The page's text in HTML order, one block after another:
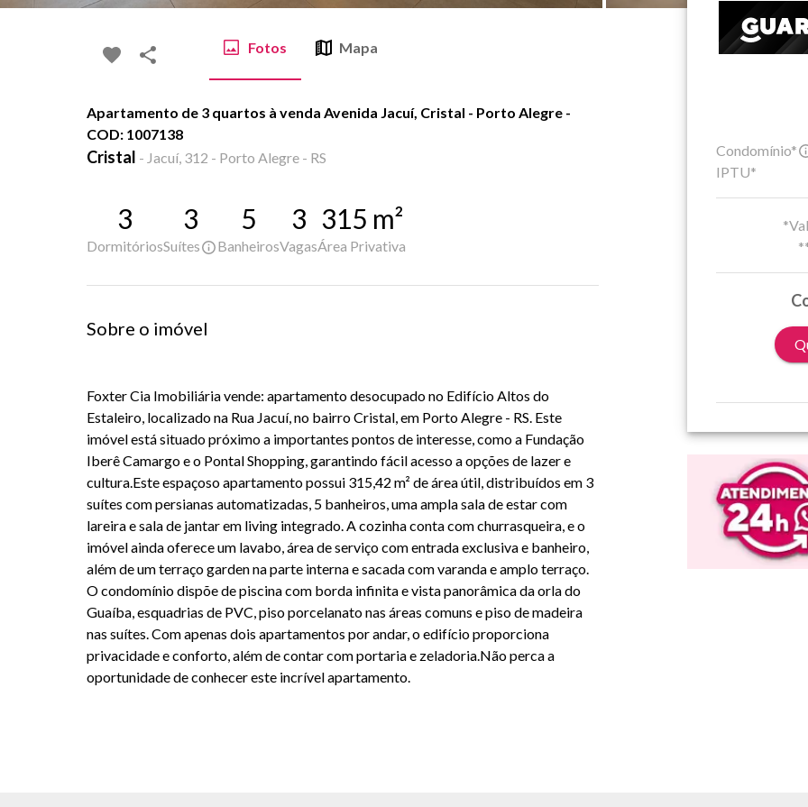
Fotos Mapa
Apartamento de 3 quartos à venda Avenida Jacuí, Cristal - Porto Alegre -
COD: 1007138
Cristal - Jacuí, 312 - Porto Alegre - RS
3
Dormitórios
3
Suítes
5
Banheiros
3
Vagas
315 m²
Área Privativa
Sobre o imóvel
Foxter Cia Imobiliária vende: apartamento desocupado no Edifício Altos do
Estaleiro, localizado na Rua Jacuí, no bairro Cristal, em Porto Alegre - RS. Este
imóvel está situado próximo a importantes pontos de interesse, como a Fundação
Iberê Camargo e o Pontal Shopping, garantindo fácil acesso a opções de lazer e
cultura.Este espaçoso apartamento possui 315,42 m² de área útil, distribuídos em 3
suítes com persianas automatizadas, 5 banheiros, uma ampla sala de estar com
lareira e sala de jantar em living integrado. A cozinha conta com churrasqueira, e o
imóvel ainda oferece um lavabo, área de serviço com entrada exclusiva e banheiro,
além de um terraço garden na parte interna e sacada com varanda e amplo terraço.
O condomínio dispõe de piscina com borda infinita e vista panorâmica da orla do
Guaíba, esquadrias de PVC, piso porcelanato nas áreas comuns e piso de madeira
nas suítes. Com apenas dois apartamentos por andar, o edifício proporciona
privacidade e conforto, além de contar com portaria e zeladoria.Não perca a
oportunidade de conhecer este incrível apartamento.
Condomínio*
IPTU*